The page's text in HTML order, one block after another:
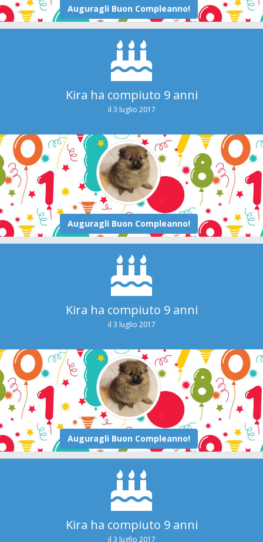
Kira ha compiuto 9 anni
il 3 luglio 2017
Kira ha compiuto 9 anni
il 3 luglio 2017
Kira ha compiuto 9 anni
il 3 luglio 2017